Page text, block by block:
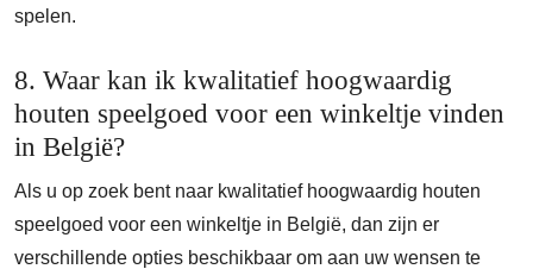
spelen.
8. Waar kan ik kwalitatief hoogwaardig
houten speelgoed voor een winkeltje vinden
in België?
Als u op zoek bent naar kwalitatief hoogwaardig houten
speelgoed voor een winkeltje in België, dan zijn er
verschillende opties beschikbaar om aan uw wensen te